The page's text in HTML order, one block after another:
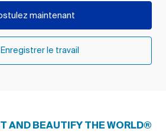
maintenant
Enregistrer le travail
AND BEAUTIFY THE WORLD®